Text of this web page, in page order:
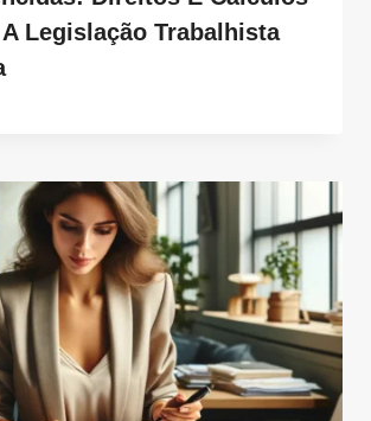
Legislação Trabalhista